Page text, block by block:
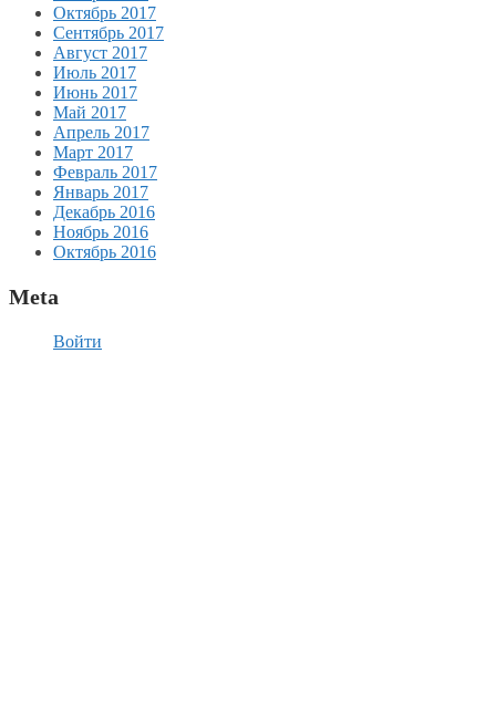
Октябрь 2017
Сентябрь 2017
Август 2017
Июль 2017
Июнь 2017
Май 2017
Апрель 2017
Март 2017
Февраль 2017
Январь 2017
Декабрь 2016
Ноябрь 2016
Октябрь 2016
Meta
Войти